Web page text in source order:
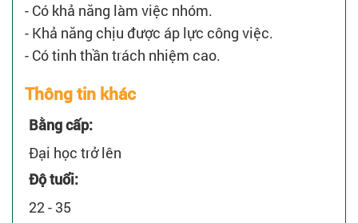
- Có khả năng làm việc nhóm.
- Khả năng chịu được áp lực công việc.
- Có tinh thần trách nhiệm cao.
Thông tin khác
Bằng cấp:
Đại học trở lên
Độ tuổi:
22 - 35